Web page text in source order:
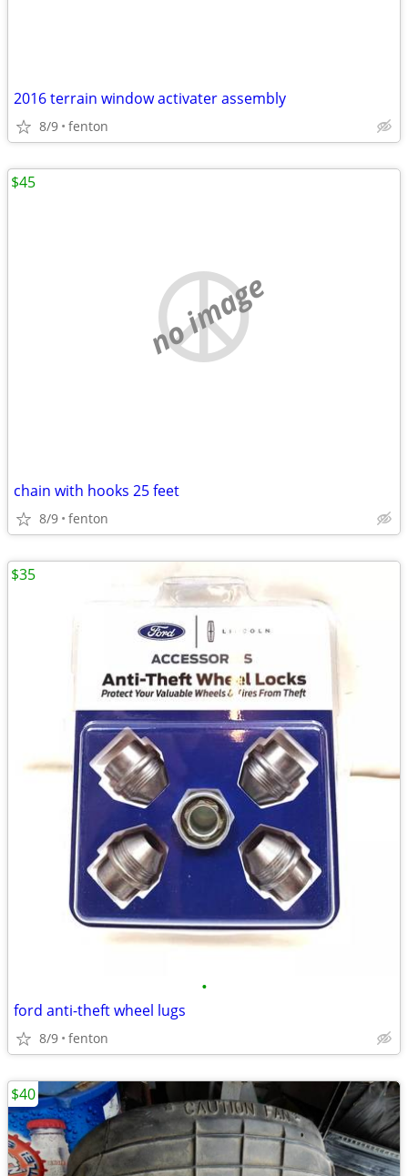
2016 terrain window activater assembly
8/9 fenton
no image
chain with hooks 25 feet
8/9 fenton
$45
•
ford anti-theft wheel lugs
8/9 fenton
$35
$40